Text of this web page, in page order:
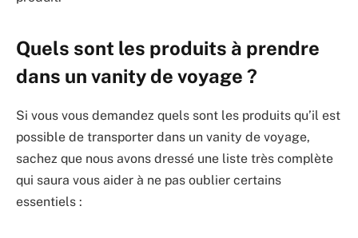
Quels sont les produits à prendre
dans un vanity de voyage ?
Si vous vous demandez quels sont les produits qu’il est
possible de transporter dans un vanity de voyage,
sachez que nous avons dressé une liste très complète
qui saura vous aider à ne pas oublier certains
essentiels :